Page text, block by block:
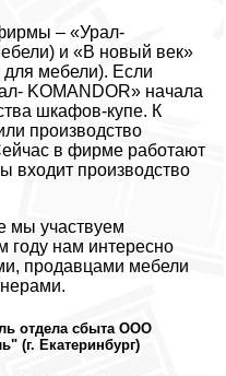
– «Урал-
и «В новый век»
для мебели). Если
KOMANDOR» начала
шкафов-купе. К
производство
в фирме работают
входит производство
мы участвуем
году нам интересно
продавцами мебели
отдела сбыта ООО
(г. Екатеринбург)